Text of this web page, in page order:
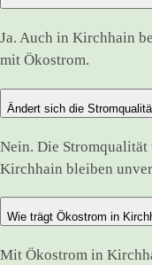
Ja. Auch in Kirchhain
mit Ökostrom.
Ändert sich die
Nein. Die
Kirchhain bleiben
Wie trägt Ökostrom in
Mit Ökostrom in